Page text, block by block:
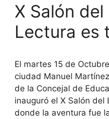
X Salón
Lectura es
El martes 15 de
ciudad Manuel
de la Concejal de
inauguró el X Salón del
donde la aventura fue